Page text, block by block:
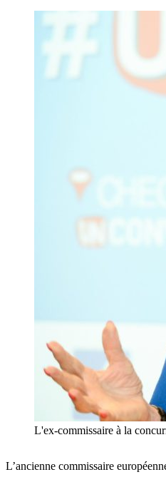
L'ex-commissaire à la
L’ancienne commissaire